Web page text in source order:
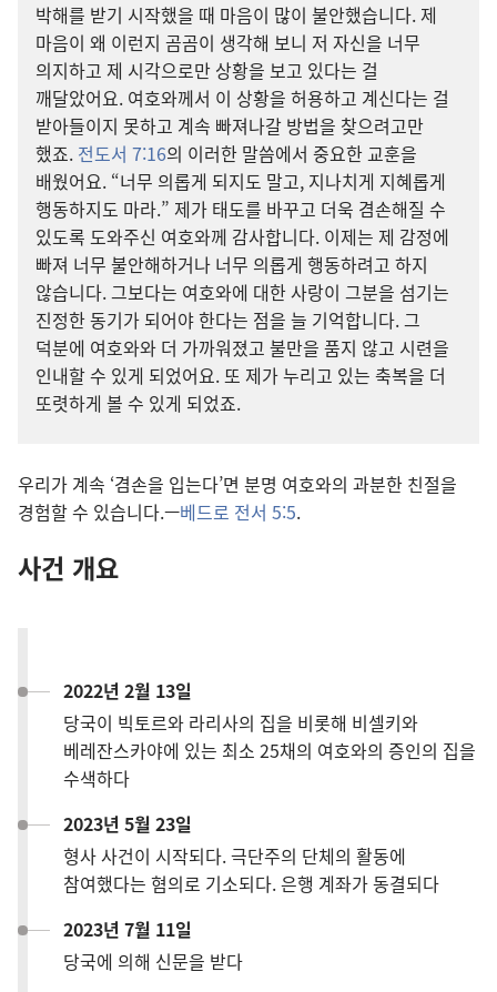
박해를 받기 시작했을 때 마음이 많이 불안했습니다. 제
마음이 왜 이런지 곰곰이 생각해 보니 저 자신을 너무
의지하고 제 시각으로만 상황을 보고 있다는 걸
깨달았어요. 여호와께서 이 상황을 허용하고 계신다는 걸
받아들이지 못하고 계속 빠져나갈 방법을 찾으려고만
했죠. 전도서 7:16의 이러한 말씀에서 중요한 교훈을
배웠어요. “너무 의롭게 되지도 말고, 지나치게 지혜롭게
행동하지도 마라.” 제가 태도를 바꾸고 더욱 겸손해질 수
있도록 도와주신 여호와께 감사합니다. 이제는 제 감정에
빠져 너무 불안해하거나 너무 의롭게 행동하려고 하지
않습니다. 그보다는 여호와에 대한 사랑이 그분을 섬기는
진정한 동기가 되어야 한다는 점을 늘 기억합니다. 그
덕분에 여호와와 더 가까워졌고 불만을 품지 않고 시련을
인내할 수 있게 되었어요. 또 제가 누리고 있는 축복을 더
또렷하게 볼 수 있게 되었죠.
우리가 계속 ‘겸손을 입는다’면 분명 여호와의 과분한 친절을
경험할 수 있습니다.—베드로 전서 5:5.
사건 개요
2022년 2월 13일
당국이 빅토르와 라리사의 집을 비롯해 비셀키와
베레잔스카야에 있는 최소 25채의 여호와의 증인의 집을
수색하다
2023년 5월 23일
형사 사건이 시작되다. 극단주의 단체의 활동에
참여했다는 혐의로 기소되다. 은행 계좌가 동결되다
2023년 7월 11일
당국에 의해 신문을 받다